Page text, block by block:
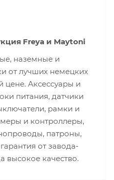
Freya и Maytoni
наземные и
от лучших немецких
цене. Аксессуары и
питания, датчики
рамки и
и контроллеры,
патроны,
от завода-
высокое качество.